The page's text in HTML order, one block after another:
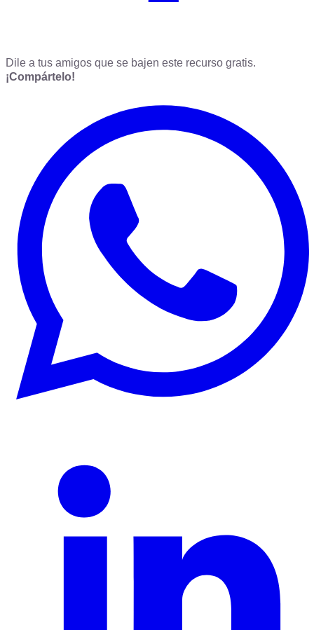
Dile a tus amigos que se bajen este recurso gratis.
¡Compártelo!